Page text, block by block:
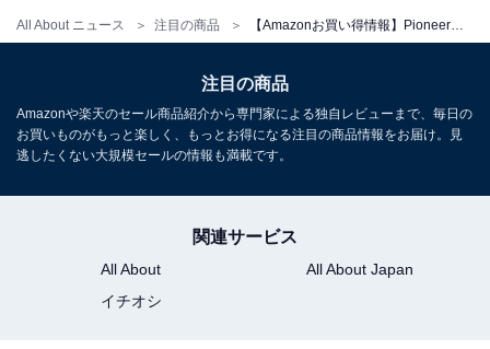
All About ニュース 注目の商品
スピーカー セパレート 2ウェイ ハイレゾ対応 カロッツェ
注目の商品
Amazonや楽天のセール商品紹介から専門家による独自レビューまで、毎日の
お買いものがもっと楽しく、もっとお得になる注目の商品情報をお届け。見
逃したくない大規模セールの情報も満載です。
関連サービス
All About
All About Japan
イチオシ